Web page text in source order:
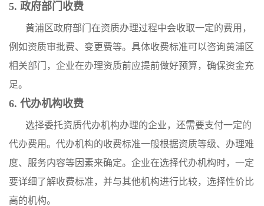
5. 政府部门收费
黄浦区政府部门在资质办理过程中会收取一定的费用，
例如资质审批费、变更费等。具体收费标准可以咨询黄浦区
相关部门，企业在办理资质前应提前做好预算，确保资金充
足。
6. 代办机构收费
选择委托资质代办机构办理的企业，还需要支付一定的
代办费用。代办机构的收费标准一般根据资质等级、办理难
度、服务内容等因素来确定。企业在选择代办机构时，一定
要详细了解收费标准，并与其他机构进行比较，选择性价比
高的机构。